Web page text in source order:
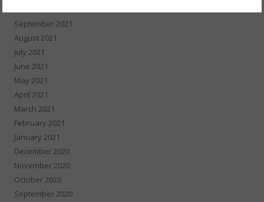
September 2021
August 2021
July 2021
June 2021
May 2021
April 2021
March 2021
February 2021
January 2021
December 2020
November 2020
October 2020
September 2020